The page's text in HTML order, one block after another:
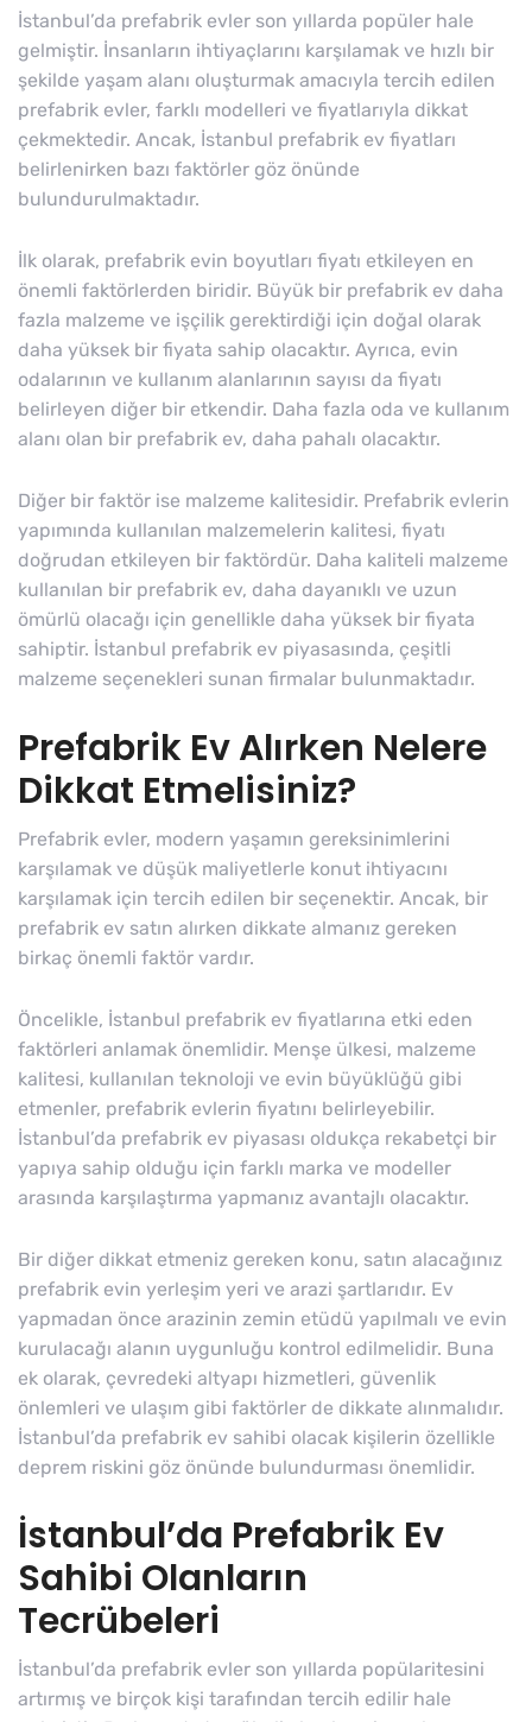
İstanbul’da prefabrik evler son yıllarda popüler hale
gelmiştir. İnsanların ihtiyaçlarını karşılamak ve hızlı bir
şekilde yaşam alanı oluşturmak amacıyla tercih edilen
prefabrik evler, farklı modelleri ve fiyatlarıyla dikkat
çekmektedir. Ancak, İstanbul prefabrik ev fiyatları
belirlenirken bazı faktörler göz önünde
bulundurulmaktadır.
İlk olarak, prefabrik evin boyutları fiyatı etkileyen en
önemli faktörlerden biridir. Büyük bir prefabrik ev daha
fazla malzeme ve işçilik gerektirdiği için doğal olarak
daha yüksek bir fiyata sahip olacaktır. Ayrıca, evin
odalarının ve kullanım alanlarının sayısı da fiyatı
belirleyen diğer bir etkendir. Daha fazla oda ve kullanım
alanı olan bir prefabrik ev, daha pahalı olacaktır.
Diğer bir faktör ise malzeme kalitesidir. Prefabrik evlerin
yapımında kullanılan malzemelerin kalitesi, fiyatı
doğrudan etkileyen bir faktördür. Daha kaliteli malzeme
kullanılan bir prefabrik ev, daha dayanıklı ve uzun
ömürlü olacağı için genellikle daha yüksek bir fiyata
sahiptir. İstanbul prefabrik ev piyasasında, çeşitli
malzeme seçenekleri sunan firmalar bulunmaktadır.
Prefabrik Ev Alırken Nelere
Dikkat Etmelisiniz?
Prefabrik evler, modern yaşamın gereksinimlerini
karşılamak ve düşük maliyetlerle konut ihtiyacını
karşılamak için tercih edilen bir seçenektir. Ancak, bir
prefabrik ev satın alırken dikkate almanız gereken
birkaç önemli faktör vardır.
Öncelikle, İstanbul prefabrik ev fiyatlarına etki eden
faktörleri anlamak önemlidir. Menşe ülkesi, malzeme
kalitesi, kullanılan teknoloji ve evin büyüklüğü gibi
etmenler, prefabrik evlerin fiyatını belirleyebilir.
İstanbul’da prefabrik ev piyasası oldukça rekabetçi bir
yapıya sahip olduğu için farklı marka ve modeller
arasında karşılaştırma yapmanız avantajlı olacaktır.
Bir diğer dikkat etmeniz gereken konu, satın alacağınız
prefabrik evin yerleşim yeri ve arazi şartlarıdır. Ev
yapmadan önce arazinin zemin etüdü yapılmalı ve evin
kurulacağı alanın uygunluğu kontrol edilmelidir. Buna
ek olarak, çevredeki altyapı hizmetleri, güvenlik
önlemleri ve ulaşım gibi faktörler de dikkate alınmalıdır.
İstanbul’da prefabrik ev sahibi olacak kişilerin özellikle
deprem riskini göz önünde bulundurması önemlidir.
İstanbul’da Prefabrik Ev
Sahibi Olanların
Tecrübeleri
İstanbul’da prefabrik evler son yıllarda popülaritesini
artırmış ve birçok kişi tarafından tercih edilir hale